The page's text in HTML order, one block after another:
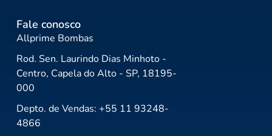
Fale conosco
Allprime Bombas
Rod. Sen. Laurindo Dias Minhoto -
Centro, Capela do Alto - SP, 18195-
000
Depto. de Vendas: +55 11 93248-
4866